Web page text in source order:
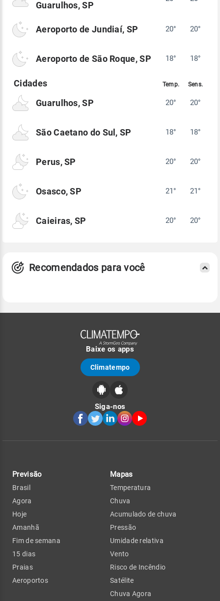
Guarulhos, SP
Aeroporto de Jundiaí, SP 20° 20°
Aeroporto de São Roque, SP 18° 18°
Guarulhos, SP 20° 20°
São Caetano do Sul, SP 18° 18°
Perus, SP 20° 20°
Osasco, SP 21° 21°
Caieiras, SP 20° 20°
Recomendados para você
Baixe os apps
Climatempo
Siga-nos
Previsão
Brasil
Agora
Hoje
Amanhã
Fim de semana
15 dias
Praias
Aeroportos
Mapas
Temperatura
Chuva
Acumulado de chuva
Pressão
Umidade relativa
Vento
Risco de Incêndio
Satélite
Chuva Agora